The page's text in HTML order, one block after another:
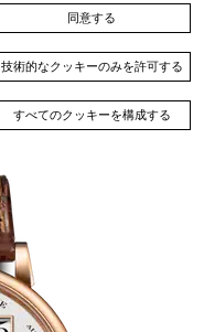
同意する
技術的なクッキーのみを許可する
すべてのクッキーを構成する